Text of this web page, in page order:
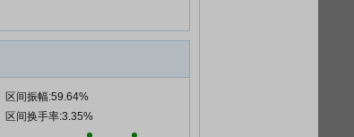
区间振幅:59.64%
区间换手率:3.35%